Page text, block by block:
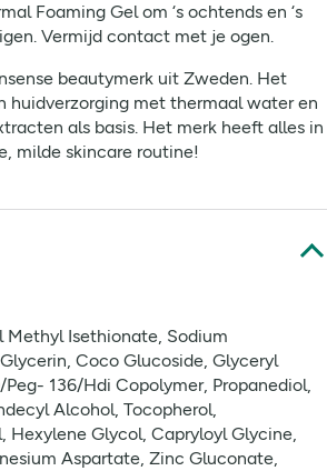
Foaming Gel om ‘s ochtends en ‘s
Vermijd contact met je ogen.
beautymerk uit Zweden. Het
huidverzorging met thermaal water en
als basis. Het merk heeft alles in
milde skincare routine!
Methyl Isethionate, Sodium
Coco Glucoside, Glyceryl
136/Hdi Copolymer, Propanediol,
Alcohol, Tocopherol,
Hexylene Glycol, Capryloyl Glycine,
Aspartate, Zinc Gluconate,